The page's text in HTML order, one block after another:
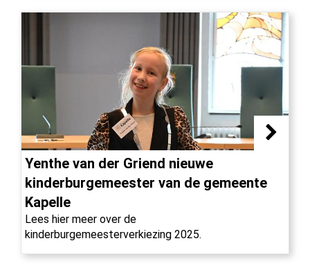
Yenthe van der Griend nieuwe
kinderburgemeester van de gemeente
Kapelle
Lees hier meer over de
kinderburgemeesterverkiezing 2025.